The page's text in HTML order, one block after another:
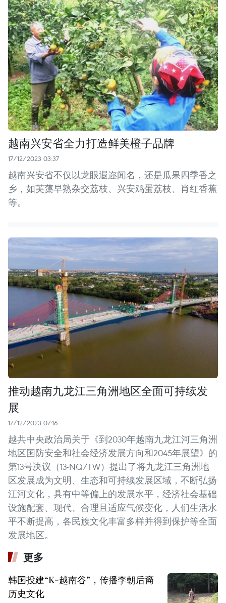
越南兴安省全力打造鲜美橙子品牌
17/12/2023 03:37
越南兴安省不仅以龙眼遐迩闻名，还是瓜果四季香之
乡，如芙蕖早熟杂交荔枝、兴安鸡蛋荔枝、肖红香蕉
等。
推动越南九龙江三角洲地区全面可持续发
展
17/12/2023 07:16
越共中央政治局关于《到2030年越南九龙江河三角洲
地区国防安全和社会经济发展方向和2045年展望》的
第13号决议（13-NQ/TW）提出了将九龙江三角洲地
区发展成为文明、生态和可持续发展区域，不断弘扬
江河文化，具有中等偏上的发展水平，经济社会基础
设施配套、现代、合理且适应气候变化，人们生活水
平不断提高，各民族文化丰富多样并得到保护等全面
发展地区。
更多
韩国投建“K-越南谷”，传播李朝后裔
历史文化